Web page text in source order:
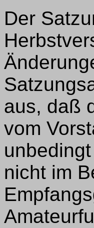
Der
aus, daß
vom
nicht im